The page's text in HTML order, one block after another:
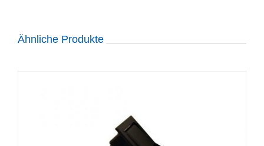
Ähnliche Produkte